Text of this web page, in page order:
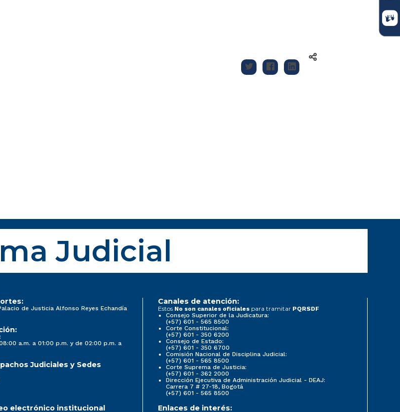
Judicial
de Justicia Alfonso Reyes Echandía
a.m. a 01:00 p.m. y de 02:00 p.m. a
Judiciales y Sedes
Canales de atención:
Estos No son canales oficiales para tramitar PQRSDF
Consejo Superior de la Judicatura:
(+57) 601 - 565 8500
Corte Constitucional:
(+57) 601 - 350 6200
Consejo de Estado:
(+57) 601 - 350 6700
Comisión Nacional de Disciplina Judicial:
(+57) 601 - 565 8500
Corte Suprema de Justicia:
(+57) 601 - 362 2000
Dirección Ejecutiva de Administración Judicial - DEAJ:
Carrera 7 # 27-18, Bogotá
(+57) 601 - 565 8500
electrónico institucional Enlaces de interés: